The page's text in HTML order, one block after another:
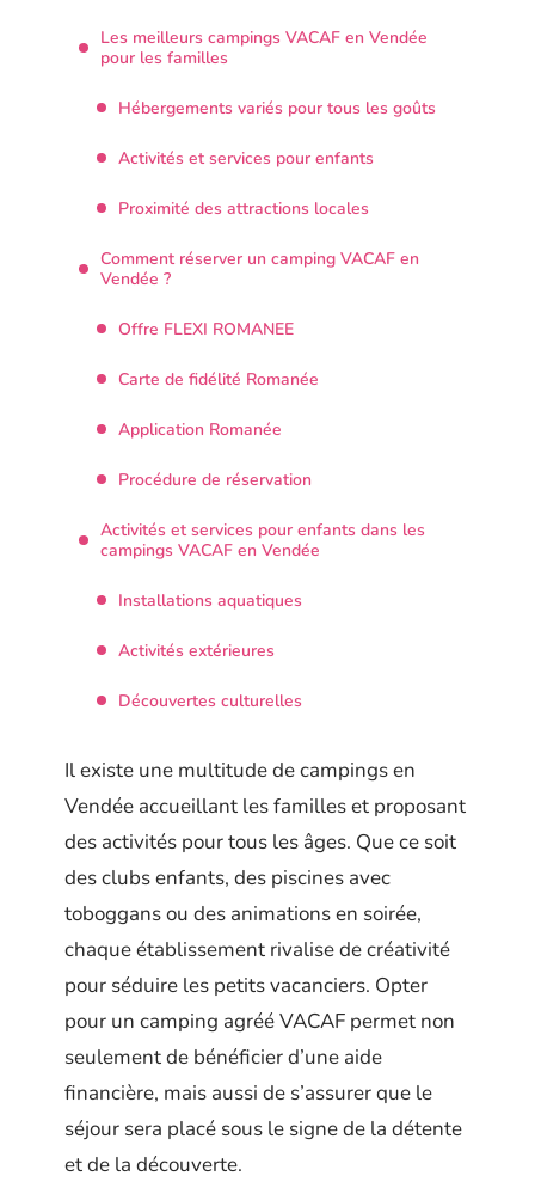
Les meilleurs campings VACAF en Vendée
pour les familles
Hébergements variés pour tous les goûts
Activités et services pour enfants
Proximité des attractions locales
Comment réserver un camping VACAF en
Vendée ?
Offre FLEXI ROMANEE
Carte de fidélité Romanée
Application Romanée
Procédure de réservation
Activités et services pour enfants dans les
campings VACAF en Vendée
Installations aquatiques
Activités extérieures
Découvertes culturelles
Il existe une multitude de campings en
Vendée accueillant les familles et proposant
des activités pour tous les âges. Que ce soit
des clubs enfants, des piscines avec
toboggans ou des animations en soirée,
chaque établissement rivalise de créativité
pour séduire les petits vacanciers. Opter
pour un camping agréé VACAF permet non
seulement de bénéficier d’une aide
financière, mais aussi de s’assurer que le
séjour sera placé sous le signe de la détente
et de la découverte.